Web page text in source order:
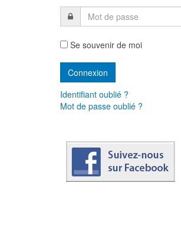
Se souvenir de moi
Identifiant oublié ?
Mot de passe oublié ?